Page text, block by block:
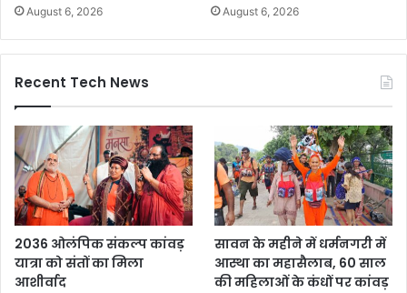
August 6, 2026 August 6, 2026
Recent Tech News
2036 ओलंपिक संकल्प कांवड़
यात्रा को संतों का मिला
आशीर्वाद
सावन के महीने में धर्मनगरी में
आस्था का महासैलाब, 60 साल
की महिलाओं के कंधों पर कांवड़